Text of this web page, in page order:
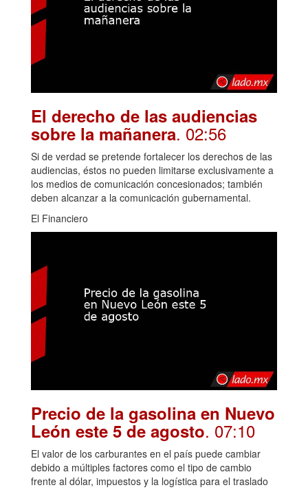
El derecho de las audiencias
sobre la mañanera. 02:56
Si de verdad se pretende fortalecer los derechos de las
audiencias, éstos no pueden limitarse exclusivamente a
los medios de comunicación concesionados; también
deben alcanzar a la comunicación gubernamental.
El Financiero
Precio de la gasolina en Nuevo
León este 5 de agosto. 07:10
El valor de los carburantes en el país puede cambiar
debido a múltiples factores como el tipo de cambio
frente al dólar, impuestos y la logística para el traslado